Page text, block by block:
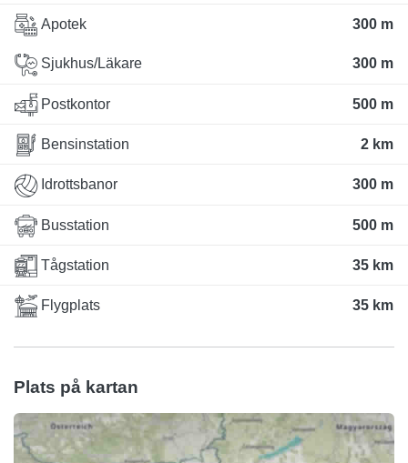
Apotek 300 m
Sjukhus/Läkare 300 m
Postkontor 500 m
Bensinstation 2 km
Idrottsbanor 300 m
Busstation 500 m
Tågstation 35 km
Flygplats 35 km
Plats på kartan